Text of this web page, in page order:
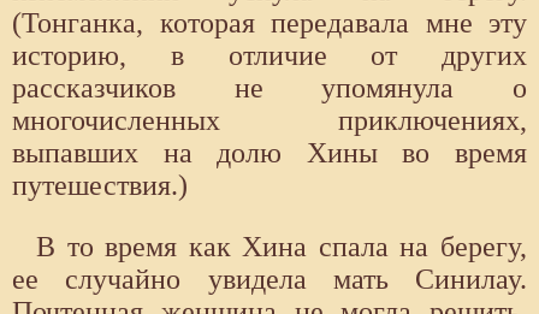
(Тонганка, которая передавала мне эту
историю, в отличие от других
рассказчиков не упомянула о
многочисленных приключениях,
выпавших на долю Хины во время
путешествия.)
В то время как Хина спала на берегу,
ее случайно увидела мать Синилау.